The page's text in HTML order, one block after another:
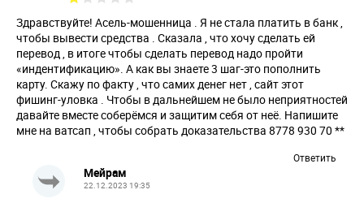
Здравствуйте! Асель-мошенница . Я не стала платить в банк ,
чтобы вывести средства . Сказала , что хочу сделать ей
перевод , в итоге чтобы сделать перевод надо пройти
«индентификацию». А как вы знаете 3 шаг-это пополнить
карту. Скажу по факту , что самих денег нет , сайт этот
фишинг-уловка . Чтобы в дальнейшем не было неприятностей
давайте вместе соберёмся и защитим себя от неё. Напишите
мне на ватсап , чтобы собрать доказательства 8778 930 70 **
Ответить
Мейрам
22.12.2023 19:35